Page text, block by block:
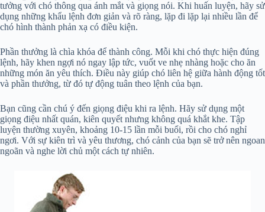
tưởng với chó thông qua ánh mắt và giọng nói. Khi huấn luyện, hãy sử
dụng những khẩu lệnh đơn giản và rõ ràng, lặp đi lặp lại nhiều lần để
chó hình thành phản xạ có điều kiện.
Phần thưởng là chìa khóa để thành công. Mỗi khi chó thực hiện đúng
lệnh, hãy khen ngợi nó ngay lập tức, vuốt ve nhẹ nhàng hoặc cho ăn
những món ăn yêu thích. Điều này giúp chó liên hệ giữa hành động tốt
và phần thưởng, từ đó tự động tuân theo lệnh của bạn.
Bạn cũng cần chú ý đến giọng điệu khi ra lệnh. Hãy sử dụng một
giọng điệu nhất quán, kiên quyết nhưng không quá khắt khe. Tập
luyện thường xuyên, khoảng 10-15 lần mỗi buổi, rồi cho chó nghỉ
ngơi. Với sự kiên trì và yêu thương, chó cảnh của bạn sẽ trở nên ngoan
ngoãn và nghe lời chủ một cách tự nhiên.